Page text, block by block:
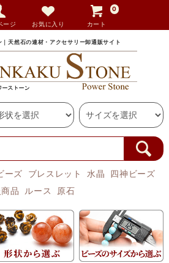
ージ お気に入り カート
0
天然石の連材・アクセサリー卸通販サイト
ーズ ブレスレット 水晶
四神ビーズ
品
ルース 原石